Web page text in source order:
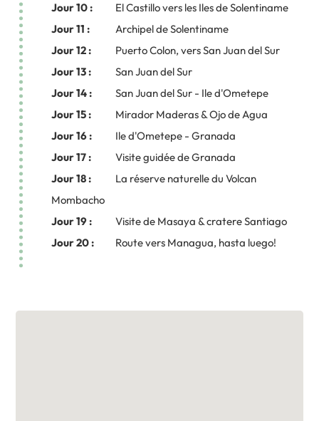
Jour 10 :
El Castillo vers les Iles de Solentiname
Jour 11 :
Archipel de Solentiname
Jour 12 :
Puerto Colon, vers San Juan del Sur
Jour 13 :
San Juan del Sur
Jour 14 :
San Juan del Sur - Ile d'Ometepe
Jour 15 :
Mirador Maderas & Ojo de Agua
Jour 16 :
Ile d'Ometepe - Granada
Jour 17 :
Visite guidée de Granada
Jour 18 :
La réserve naturelle du Volcan
Mombacho
Jour 19 :
Visite de Masaya & cratere Santiago
Jour 20 :
Route vers Managua, hasta luego!